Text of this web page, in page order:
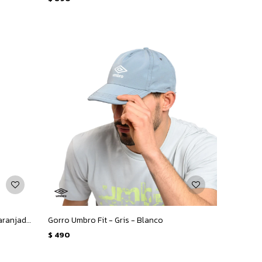
Pelota Umbro Neo Swerve Mini - Anaranjado - Negro Gorro Umbro Fit - Gris - Blanco
$ 490